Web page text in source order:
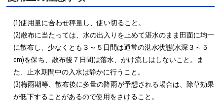
(1)使用量に合わせ秤量し、使い切ること。
(2)散布に当たっては、水の出入りを止めて湛水のまま田面に均一
に散布し、少なくとも３～５日間は通常の湛水状態(水深３～５
cm)を保ち、散布後７日間は落水、かけ流しはしないこと。ま
た、止水期間中の入水は静かに行うこと。
(3)梅雨期等、散布後に多量の降雨が予想される場合は、除草効果
が低下することがあるので使用をさけること。